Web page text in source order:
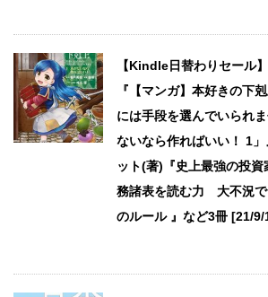
【Kindle日替わりセール
『【マンガ】本好きの下
には手段を選んでいられ
ないなら作ればいい！ 1
ット(著)『史上最強の投
務諸表を読む力 大不況
のルール 』など3冊 [21/9/